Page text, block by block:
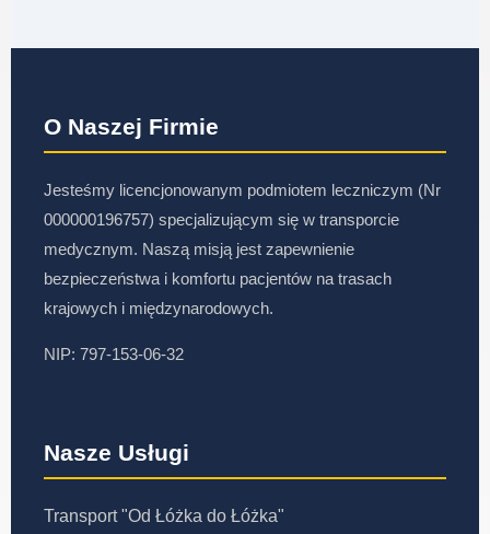
O Naszej Firmie
Jesteśmy licencjonowanym podmiotem leczniczym (Nr
000000196757) specjalizującym się w transporcie
medycznym. Naszą misją jest zapewnienie
bezpieczeństwa i komfortu pacjentów na trasach
krajowych i międzynarodowych.
NIP: 797-153-06-32
Nasze Usługi
Transport "Od Łóżka do Łóżka"